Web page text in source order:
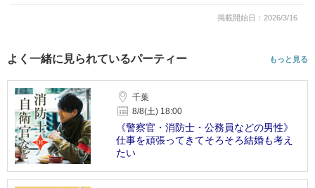
掲載開始日：2026/3/16
よく一緒に見られているパーティー もっと見る
千葉
8/8(土) 18:00
《警察官・消防士・公務員などの男性》
仕事を頑張ってきてそろそろ結婚も考え
たい